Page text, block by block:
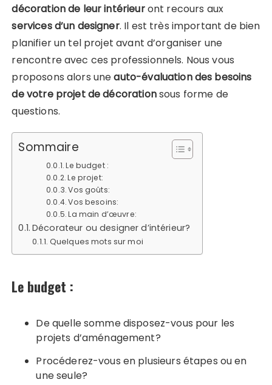
décoration de leur intérieuront recours aux
services d’un designer. Il est très important de bien
planifier un tel projet avant d’organiser une
rencontre avec ces professionnels. Nous vous
proposons alors uneauto-évaluation des besoins
de votre projet de décorationsous forme de
questions.
Sommaire
Le budget :
Le projet:
Vos goûts:
Vos besoins:
La main d’œuvre:
Décorateur ou designer d’intérieur?
Quelques mots sur moi
Le budget :
De quelle somme disposez-vous pour les
projets d’aménagement?
Procéderez-vous en plusieurs étapes ou en
une seule?